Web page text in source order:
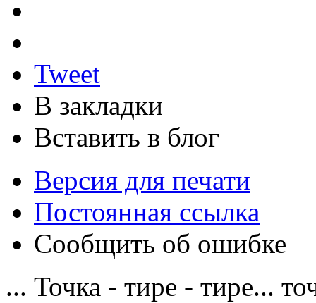
Tweet
В закладки
Вставить в блог
Версия для печати
Постоянная ссылка
Сообщить об ошибке
... Точка - тире - тире...